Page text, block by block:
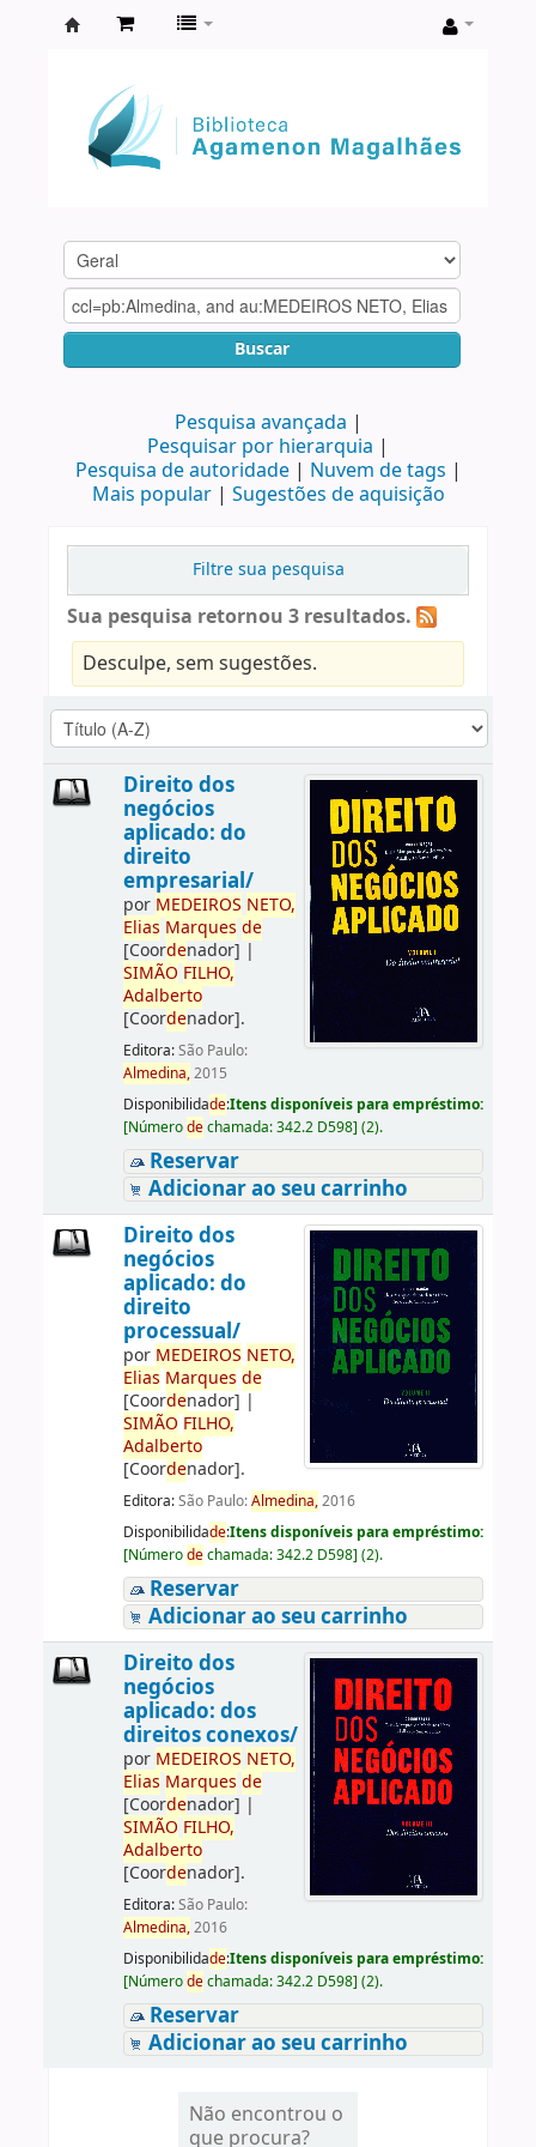
Agamenon
Magalhães
Buscar
Pesquisa avançada
Pesquisar por hierarquia
Pesquisa de autoridade
Nuvem de tags
Mais popular
Sugestões de aquisição
Filtre sua pesquisa
Sua pesquisa retornou 3 resultados.
Desculpe, sem sugestões.
Direito dos
negócios
aplicado: do
direito
empresarial/
por MEDEIROS NETO,
Elias Marques de
[Coordenador] |
SIMÃO FILHO,
Adalberto
[Coordenador].
Editora:São Paulo:
Almedina,2015
Disponibilidade:Itens disponíveis para empréstimo:
[Númerodechamada:342.2 D598] (2).
Reservar
Adicionar ao seu carrinho
Direito dos
negócios
aplicado: do
direito
processual/
por MEDEIROS NETO,
Elias Marques de
[Coordenador] |
SIMÃO FILHO,
Adalberto
[Coordenador].
Editora:São Paulo:Almedina,2016
Disponibilidade:Itens disponíveis para empréstimo:
[Númerodechamada:342.2 D598] (2).
Reservar
Adicionar ao seu carrinho
Direito dos
negócios
aplicado: dos
direitos conexos/
por MEDEIROS NETO,
Elias Marques de
[Coordenador] |
SIMÃO FILHO,
Adalberto
[Coordenador].
Editora:São Paulo:
Almedina,2016
Disponibilidade:Itens disponíveis para empréstimo:
[Númerodechamada:342.2 D598] (2).
Reservar
Adicionar ao seu carrinho
Não encontrou o
que procura?